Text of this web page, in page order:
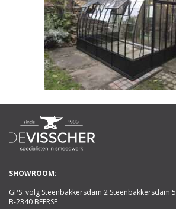
SHOWROOM:
GPS: volg Steenbakkersdam 2 Steenbakkersdam 5
B-2340 BEERSE